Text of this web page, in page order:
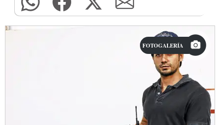
FOTOGALERÍA